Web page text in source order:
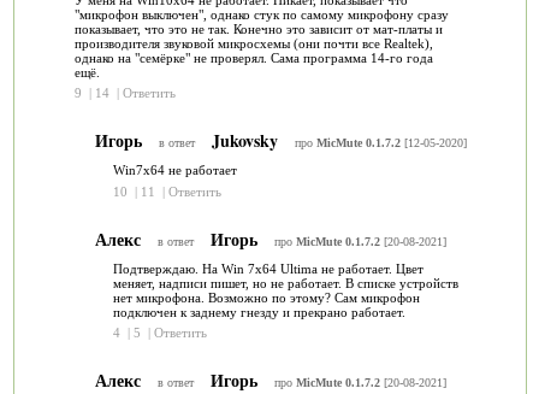
"микрофон выключен", однако стук по самому микрофону сразу
показывает, что это не так. Конечно это зависит от мат-платы и
производителя звуковой микросхемы (они почти все Realtek),
однако на "семёрке" не проверял. Сама программа 14-го года
ещё.
9
| 14 | Ответить
Игорь в ответ Jukovsky про MicMute 0.1.7.2[12-05-2020]
Win7x64 не работает
10
| 11 | Ответить
Алекс в ответ Игорь про MicMute 0.1.7.2[20-08-2021]
Подтверждаю. На Win 7x64 Ultima не работает. Цвет
меняет, надписи пишет, но не работает. В списке устройств
нет микрофона. Возможно по этому? Сам микрофон
подключен к заднему гнезду и прекрано работает.
4 | 5 | Ответить
Алекс в ответ Игорь про MicMute 0.1.7.2[20-08-2021]